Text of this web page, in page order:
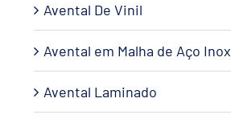
Avental De Vinil
Avental em Malha de Aço Inox
Avental Laminado